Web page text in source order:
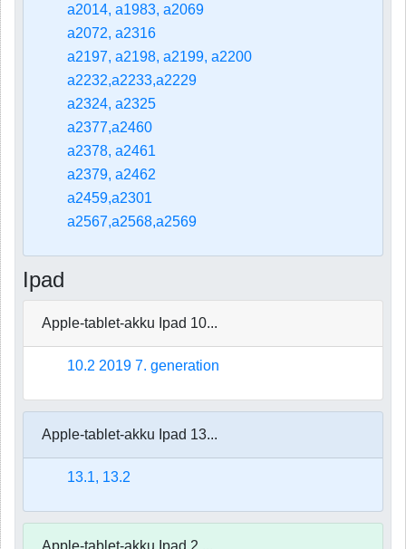
a2014, a1983, a2069
a2072, a2316
a2197, a2198, a2199, a2200
a2232,a2233,a2229
a2324, a2325
a2377,a2460
a2378, a2461
a2379, a2462
a2459,a2301
a2567,a2568,a2569
Ipad
Apple-tablet-akku Ipad 10...
10.2 2019 7. generation
Apple-tablet-akku Ipad 13...
13.1, 13.2
Apple-tablet-akku Ipad 2 ...